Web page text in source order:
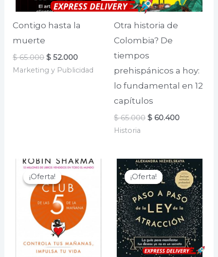
Contigo hasta la
muerte
$65.000 El
precio
original
$ 52.000El
precio
actual
Marketing y Publicidad
Otra historia de
Colombia? De
tiempos
prehispánicos a hoy:
lo fundamental en 12
capítulos
$65.000 El
$ 60.400El
Historia
¡Oferta!
¡Oferta! ¡Oferta!
¡Oferta!